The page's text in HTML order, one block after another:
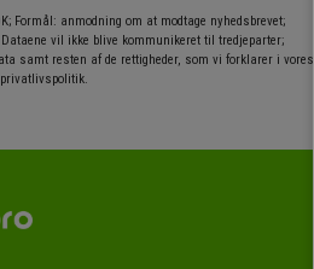
Formål: anmodning om at modtage nyhedsbrevet;
vil ikke blive kommunikeret til tredjeparter;
samt resten af de rettigheder, som vi forklarer i vores
privatlivspolitik.